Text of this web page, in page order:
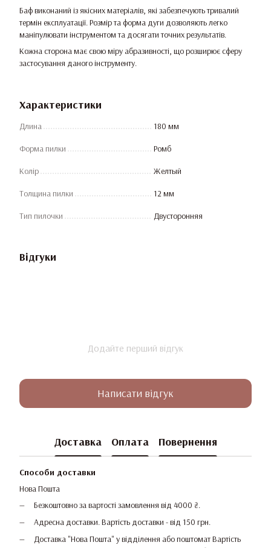
Баф виконаний із якісних матеріалів, які забезпечують тривалий
термін експлуатації. Розмір та форма дуги дозволяють легко
маніпулювати інструментом та досягати точних результатів.
Кожна сторона має свою міру абразивності, що розширює сферу
застосування даного інструменту.
Характеристики
Длина 180 мм
Форма пилки Ромб
Колір Желтый
Толщина пилки 12 мм
Тип пилочки Двусторонняя
Відгуки
Додайте перший відгук
Написати відгук
Доставка Оплата Повернення
Способи доставки
Нова Пошта
Безкоштовно за вартості замовлення від 4000 ₴.
Адресна доставки. Вартість доставки - від 150 грн.
Доставка "Нова Пошта" у відділення або поштомат Вартість